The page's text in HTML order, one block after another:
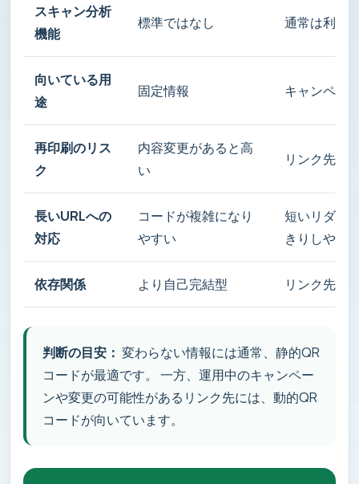
スキャン分析
機能
標準ではなし 通常は利用
向いている用
途
固定情報 キャンペー
再印刷のリス
ク
内容変更があると高
い
リンク先を
長いURLへの
対応
コードが複雑になり
やすい
短いリダイ
きりしやす
依存関係 より自己完結型 リンク先を
判断の目安： 変わらない情報には通常、静的QR
コードが最適です。 一方、運用中のキャンペー
ンや変更の可能性があるリンク先には、動的QR
コードが向いています。